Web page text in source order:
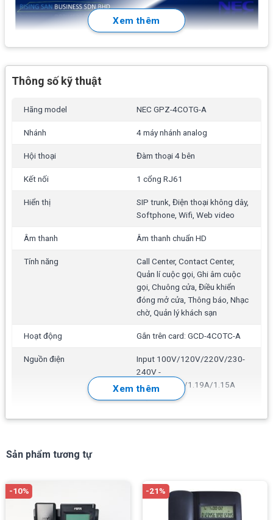
Thông số Card GPZ-4COTG-A
Card mở rộng thêm 4 máy nhánh analog
1 cổng RJ61
Gắn trên card: GCD-4COTC-A
Thông số kĩ thuật chi tiết của NEC GPZ-4COTG-A xem
https://www.nec.com/en/global/solutions/univerge/
Tính năng chính của NEC SV9100
Xem thêm
Thông số kỹ thuật
Hãng model NEC GPZ-4COTG-A
Nhánh 4 máy nhánh analog
Hội thoại Đàm thoại 4 bên
Kết nối 1 cổng RJ61
Hiển thị
SIP trunk, Điện thoại không dây,
Softphone, Wifi, Web video
Âm thanh Âm thanh chuẩn HD
Tính năng
Call Center, Contact Center,
Quản lí cuộc gọi, Ghi âm cuộc
gọi, Chuông cửa, Điều khiển
đóng mở cửa, Thông báo, Nhạc
chờ, Quản lý khách sạn
Hoạt động Gắn trên card: GCD-4COTC-A
Nguồn điện
Input 100V/120V/220V/230-
240V -
2.43A/2.19A/1.19A/1.15A
50/60Hz
Trọng lượng 400g
Xem thêm
Sản phẩm tương tự
-10% -21%